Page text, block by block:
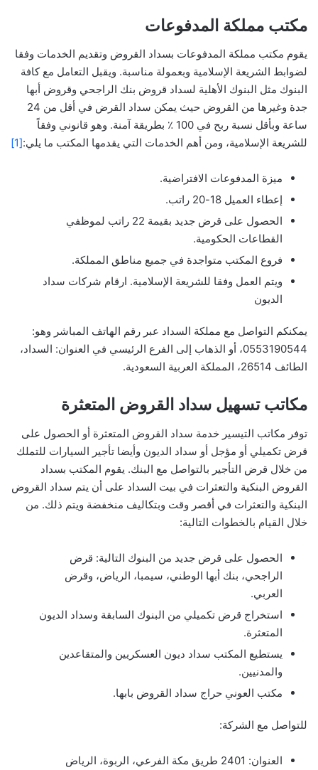
مكتب مملكة المدفوعات
يقوم مكتب مملكة المدفوعات بسداد القروض وتقديم الخدمات وفقا
لضوابط الشريعة الإسلامية وبعمولة مناسبة. ويقبل التعامل مع كافة
البنوك مثل البنوك الأهلية لسداد قروض بنك الراجحي وقروض أبها
جدة وغيرها من القروض حيث يمكن سداد القرض في أقل من 24
ساعة وبأقل نسبة ربح في 100 ٪ بطريقة آمنة. وهو قانوني وفقاً
للشريعة الإسلامية، ومن أهم الخدمات التي يقدمها المكتب ما يلي:[1]
ميزة المدفوعات الافتراضية.
إعطاء العميل 18-20 راتب.
الحصول على قرض جديد بقيمة 22 راتب لموظفي
القطاعات الحكومية.
فروع المكتب متواجدة في جميع مناطق المملكة.
ويتم العمل وفقا للشريعة الإسلامية. ارقام شركات سداد
الديون
يمكنكم التواصل مع مملكة السداد عبر رقم الهاتف المباشر وهو:
0553190544، أو الذهاب إلى الفرع الرئيسي في العنوان: السداد،
الطائف 26514، المملكة العربية السعودية.
مكاتب تسهيل سداد القروض المتعثرة
توفر مكاتب التيسير خدمة سداد القروض المتعثرة أو الحصول على
قرض تكميلي أو مؤجل أو سداد الديون وأيضا تأجير السيارات للتملك
من خلال قرض التأجير بالتواصل مع البنك. يقوم المكتب بسداد
القروض البنكية والتعثرات في بيت السداد على أن يتم سداد القروض
البنكية والتعثرات في أقصر وقت وبتكاليف منخفضة ويتم ذلك. من
خلال القيام بالخطوات التالية:
الحصول على قرض جديد من البنوك التالية: قرض
الراجحي، بنك أبها الوطني، سيمبا، الرياض، وقرض
العربي.
استخراج قرض تكميلي من البنوك السابقة وسداد الديون
المتعثرة.
يستطيع المكتب سداد ديون العسكريين والمتقاعدين
والمدنيين.
مكتب العوني حراج سداد القروض بابها.
للتواصل مع الشركة:
العنوان: 2401 طريق مكة الفرعي، الربوة، الرياض